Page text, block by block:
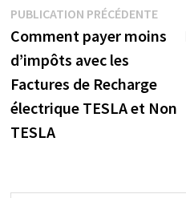
Navigation
de
l’article
PUBLICATION PRÉCÉDENTE
Comment payer moins
d’impôts avec les
Factures de Recharge
électrique TESLA et Non
TESLA